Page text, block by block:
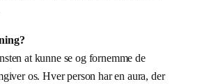
at kunne se og fornemme de
os. Hver person har en aura, der